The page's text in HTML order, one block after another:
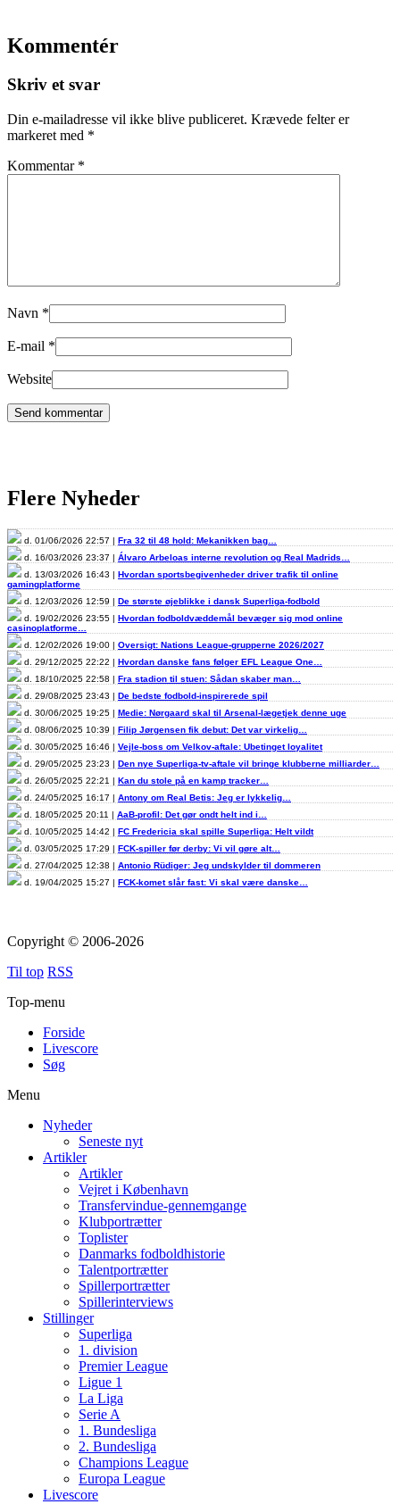
Kommentér
Skriv et svar
Din e-mailadresse vil ikke blive publiceret. Krævede felter er
markeret med *
Kommentar *
Navn *
E-mail *
Website
Flere Nyheder
d. 01/06/2026 22:57 | Fra 32 til 48 hold: Mekanikken bag…
d. 16/03/2026 23:37 | Álvaro Arbeloas interne revolution og Real Madrids…
d. 13/03/2026 16:43 | Hvordan sportsbegivenheder driver trafik til online
gamingplatforme
d. 12/03/2026 12:59 | De største øjeblikke i dansk Superliga-fodbold
d. 19/02/2026 23:55 | Hvordan fodboldvæddemål bevæger sig mod online
casinoplatforme…
d. 12/02/2026 19:00 | Oversigt: Nations League-grupperne 2026/2027
d. 29/12/2025 22:22 | Hvordan danske fans følger EFL League One…
d. 18/10/2025 22:58 | Fra stadion til stuen: Sådan skaber man…
d. 29/08/2025 23:43 | De bedste fodbold-inspirerede spil
d. 30/06/2025 19:25 | Medie: Nørgaard skal til Arsenal-lægetjek denne uge
d. 08/06/2025 10:39 | Filip Jørgensen fik debut: Det var virkelig…
d. 30/05/2025 16:46 | Vejle-boss om Velkov-aftale: Ubetinget loyalitet
d. 29/05/2025 23:23 | Den nye Superliga-tv-aftale vil bringe klubberne milliarder…
d. 26/05/2025 22:21 | Kan du stole på en kamp tracker…
d. 24/05/2025 16:17 | Antony om Real Betis: Jeg er lykkelig…
d. 18/05/2025 20:11 | AaB-profil: Det gør ondt helt ind i…
d. 10/05/2025 14:42 | FC Fredericia skal spille Superliga: Helt vildt
d. 03/05/2025 17:29 | FCK-spiller før derby: Vi vil gøre alt…
d. 27/04/2025 12:38 | Antonio Rüdiger: Jeg undskylder til dommeren
d. 19/04/2025 15:27 | FCK-komet slår fast: Vi skal være danske…
Copyright © 2006-2026
Til top RSS
Top-menu
Forside
Livescore
Søg
Menu
Nyheder
Seneste nyt
Artikler
Artikler
Vejret i København
Transfervindue-gennemgange
Klubportrætter
Toplister
Danmarks fodboldhistorie
Talentportrætter
Spillerportrætter
Spillerinterviews
Stillinger
Superliga
1. division
Premier League
Ligue 1
La Liga
Serie A
1. Bundesliga
2. Bundesliga
Champions League
Europa League
Livescore